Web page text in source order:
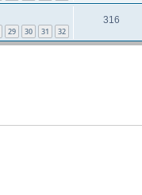
29 30 31 32
316